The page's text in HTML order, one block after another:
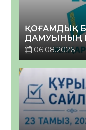
ҚОҒАМДЫҚ
ДАМУЫНЫҢ
06.08.2026